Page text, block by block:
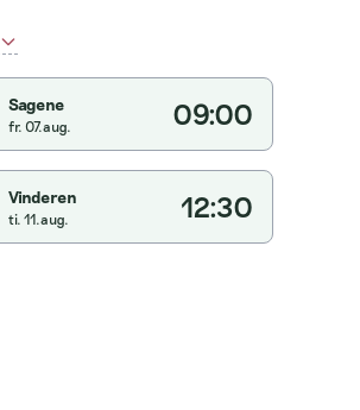
Sagene
fr. 07.aug. 09:00
Vinderen
ti. 11.aug. 12:30